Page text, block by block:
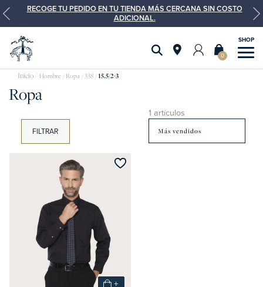
RECOGE TU PEDIDO EN TU TIENDA MÁS CERCANA SIN COSTO
ADICIONAL.
0
Hombre Ropa 338 15.5/2-3
Ropa
FILTRAR
1 artículos
+